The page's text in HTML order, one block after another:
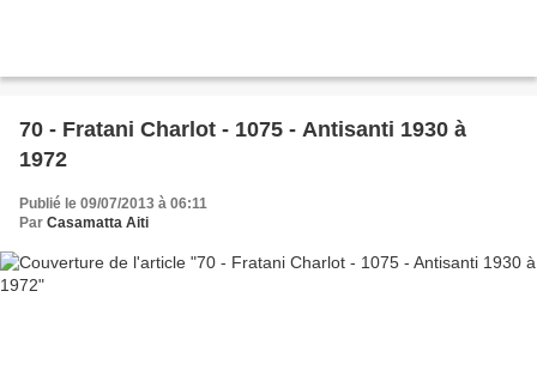
70 - Fratani Charlot - 1075 - Antisanti 1930 à
1972
Publié le 09/07/2013 à 06:11
Par Casamatta Aiti